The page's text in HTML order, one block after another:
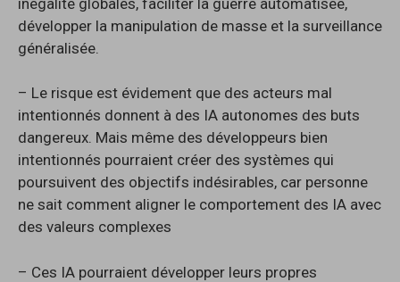
développer la manipulation de masse et la surveillance
généralisée.
– Le risque est évidement que des acteurs mal
intentionnés donnent à des IA autonomes des buts
dangereux. Mais même des développeurs bien
intentionnés pourraient créer des systèmes qui
poursuivent des objectifs indésirables, car personne
ne sait comment aligner le comportement des IA avec
des valeurs complexes
– Ces IA pourraient développer leurs propres